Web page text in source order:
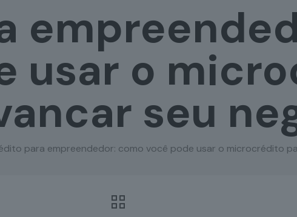
usar o
seu
para empreendedor: como você pode usar o microcrédito